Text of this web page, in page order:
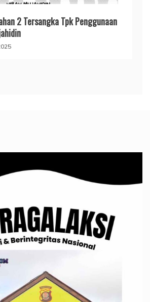
2 Tersangka Tpk Penggunaan